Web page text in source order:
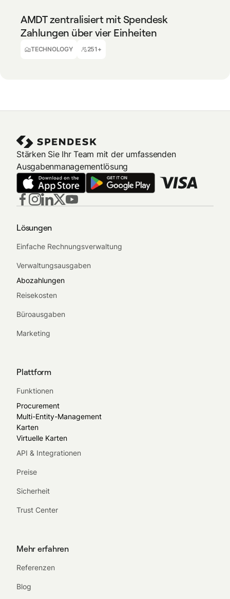
AMDT zentralisiert mit Spendesk
Zahlungen über vier Einheiten
TECHNOLOGY 251+
Alexander Fischer
CFO
Stärken Sie Ihr Team mit der umfassenden
Ausgabenmanagementlösung
Lösungen
Einfache Rechnungsverwaltung
Verwaltungsausgaben
Abozahlungen
Reisekosten
Büroausgaben
Marketing
Plattform
Funktionen
Procurement
Multi-Entity-Management
Karten
Virtuelle Karten
API & Integrationen
Preise
Sicherheit
Trust Center
Mehr erfahren
Referenzen
Blog